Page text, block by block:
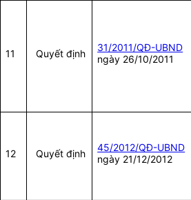
11 Quyết định
31/2011/QĐ-UBND
ngày 26/10/2011
12 Quyết định
45/2012/QĐ-UBND
ngày 21/12/2012